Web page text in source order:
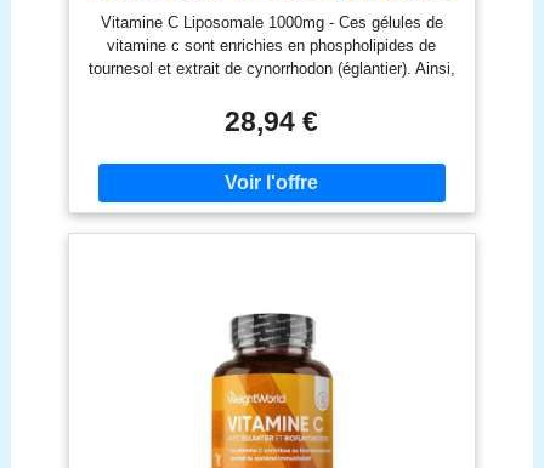
Vitamine C Liposomale 1000mg - Ces gélules de
vitamine c sont enrichies en phospholipides de
tournesol et extrait de cynorrhodon (églantier). Ainsi,
d'ingrédients avec de la vitamine c liposomale
capsule qui est formulée à partir d'Acide
Ascorbique. Enfin, cette Vitamine C Liposomale
1000mg en gélules a été conçue sans goût.
Propriétés - Selon l'EFSA, la vitamine c contribue
au fonctionnement normal du système immunitaire.
réduction de la fatigue et de l'épuisement. Enfin, la
vitamine c soutient aussi le fonctionnement normal
du système nerveux. Forme liposomale - La forme
Liposomale de cette Vitamine C 1000mg se
distingue des autres vit c en gélules, comprimés,
poudres, acerola, liquides ou sachets. En effet, la
Vitamine C liposomale a un noyau protecteur qui
28,94 €